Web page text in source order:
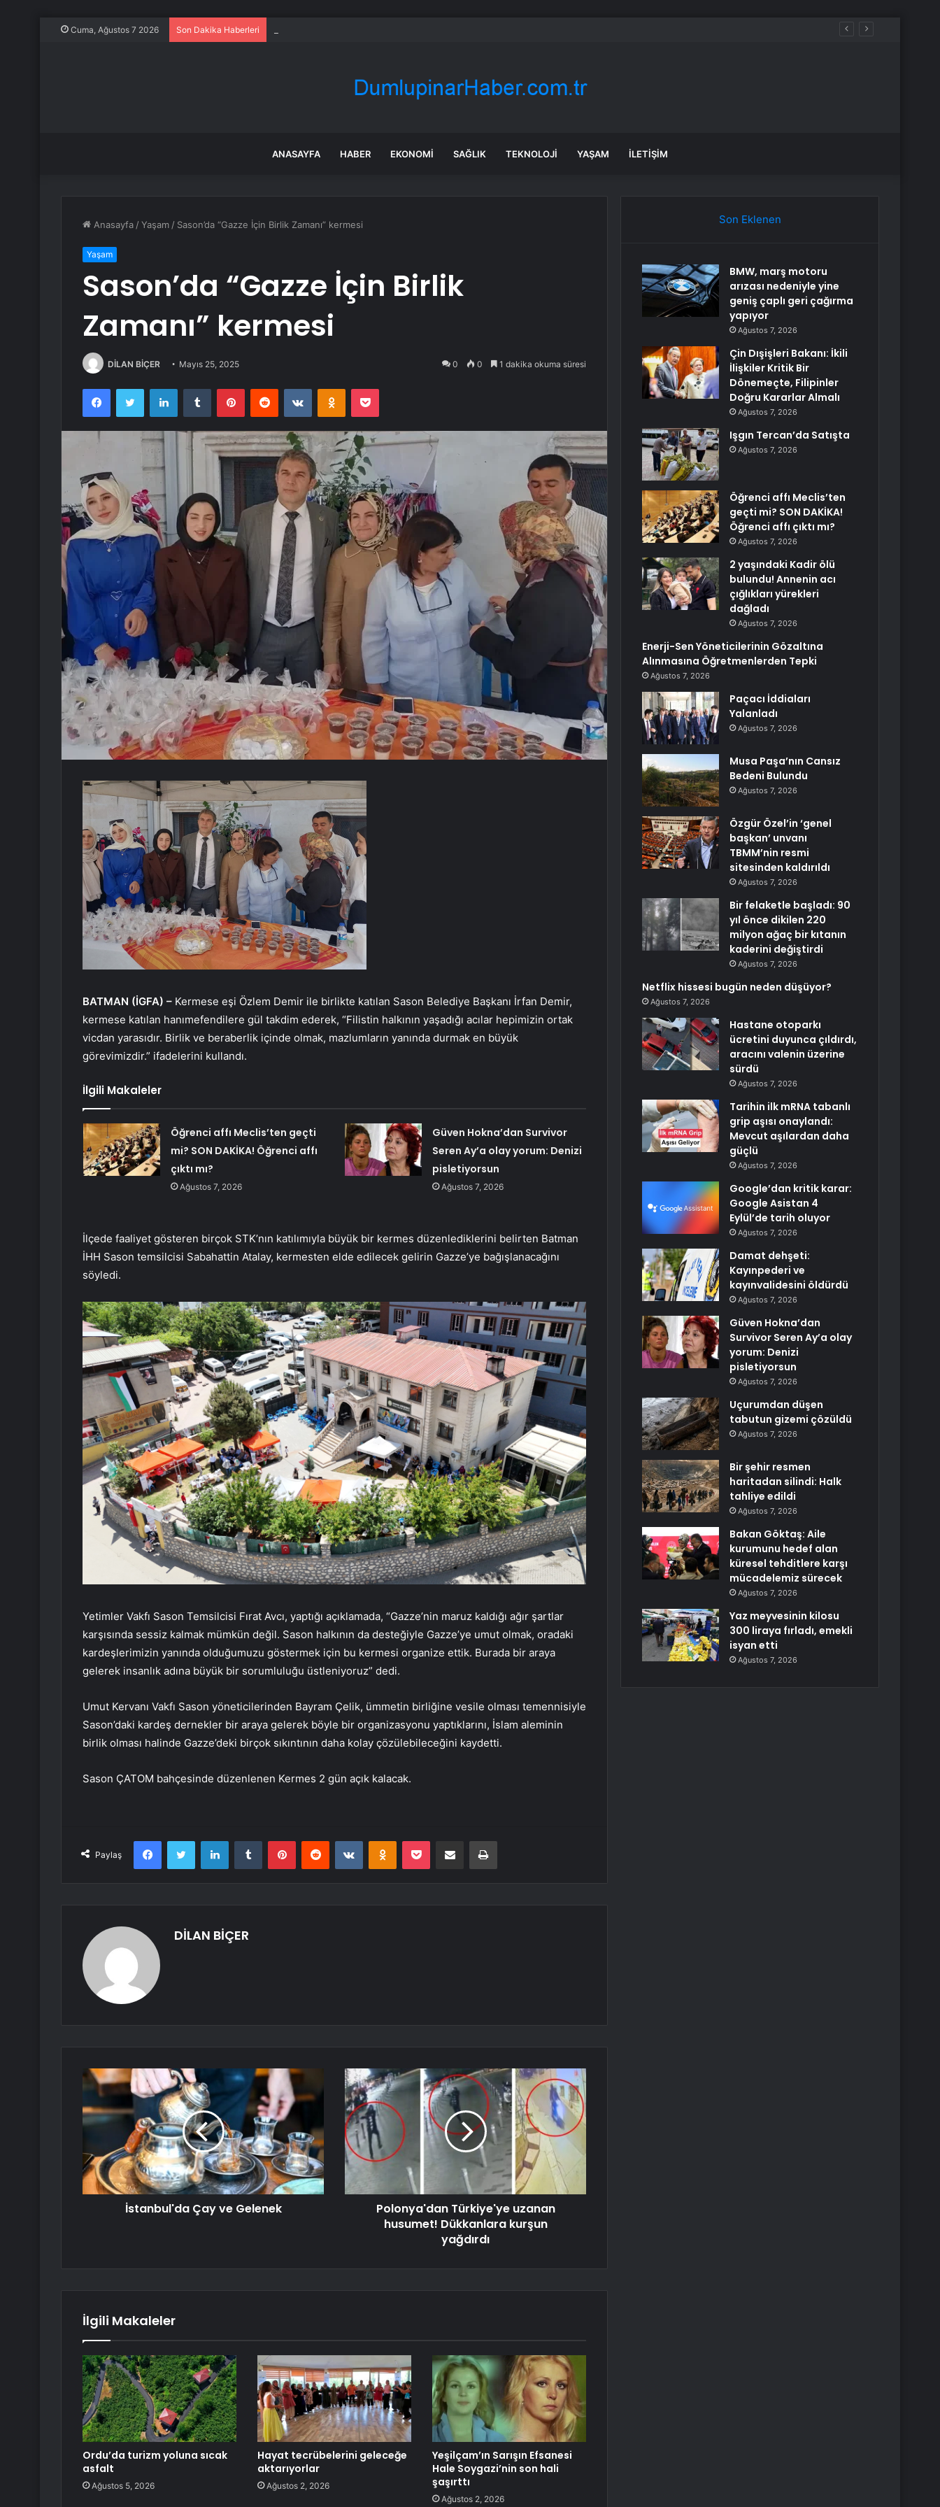
Cuma, Ağustos 7 2026 Son Dakika Haberleri
ANASAYFA HABER EKONOMI SAĞLIK TEKNOLOJI YAŞAM İLETIŞIM
Anasayfa /Yaşam / Sason’da “Gazze İçin Birlik Zamanı” kermesi
Yaşam
Sason’da “Gazze İçin Birlik
Zamanı” kermesi
DİLAN BİÇER Mayıs 25, 2025 0 0 1 dakika okuma süresi
FacebookTwitter LinkedInTumblr PinterestReddit VKontakteOdnoklassniki
Pocket
BATMAN (İGFA) – Kermese eşi Özlem Demir ile birlikte katılan Sason Belediye Başkanı İrfan Demir,
kermese katılan hanımefendilere gül takdim ederek, “Filistin halkının yaşadığı acılar hepimizin ortak
vicdan yarasıdır. Birlik ve beraberlik içinde olmak, mazlumların yanında durmak en büyük
görevimizdir.” ifadelerini kullandı.
İlgili Makaleler
Öğrenci affı Meclis’ten geçti
mi? SON DAKİKA! Öğrenci affı
çıktı mı?
Ağustos 7, 2026
Güven Hokna’dan Survivor
Seren Ay’a olay yorum: Denizi
pisletiyorsun
Ağustos 7, 2026
İlçede faaliyet gösteren birçok STK’nın katılımıyla büyük bir kermes düzenlediklerini belirten Batman
İHH Sason temsilcisi Sabahattin Atalay, kermesten elde edilecek gelirin Gazze’ye bağışlanacağını
söyledi.
Yetimler Vakfı Sason Temsilcisi Fırat Avcı, yaptığı açıklamada, “Gazze’nin maruz kaldığı ağır şartlar
karşısında sessiz kalmak mümkün değil. Sason halkının da desteğiyle Gazze’ye umut olmak, oradaki
kardeşlerimizin yanında olduğumuzu göstermek için bu kermesi organize ettik. Burada bir araya
gelerek insanlık adına büyük bir sorumluluğu üstleniyoruz” dedi.
Umut Kervanı Vakfı Sason yöneticilerinden Bayram Çelik, ümmetin birliğine vesile olması temennisiyle
Sason’daki kardeş dernekler bir araya gelerek böyle bir organizasyonu yaptıklarını, İslam aleminin
birlik olması halinde Gazze’deki birçok sıkıntının daha kolay çözülebileceğini kaydetti.
Sason ÇATOM bahçesinde düzenlenen Kermes 2 gün açık kalacak.
Paylaş
FacebookTwitter LinkedInTumblr PinterestReddit VKontakteOdnoklassniki
Pocket E-Posta ile paylaş Yazdır
DİLAN BİÇER
İstanbul'da Çay ve Gelenek
Polonya'dan Türkiye'ye uzanan
husumet! Dükkanlara kurşun
yağdırdı
İlgili Makaleler
Ordu’da turizm yoluna sıcak
asfalt
Ağustos 5, 2026
Hayat tecrübelerini geleceğe
aktarıyorlar
Ağustos 2, 2026
Yeşilçam’ın Sarışın Efsanesi
Hale Soygazi’nin son hali
şaşırttı
Ağustos 2, 2026
Son Eklenen
BMW, marş motoru
arızası nedeniyle yine
geniş çaplı geri çağırma
yapıyor
Ağustos 7, 2026
Çin Dışişleri Bakanı: İkili
İlişkiler Kritik Bir
Dönemeçte, Filipinler
Doğru Kararlar Almalı
Ağustos 7, 2026
Işgın Tercan’da Satışta
Ağustos 7, 2026
Öğrenci affı Meclis’ten
geçti mi? SON DAKİKA!
Öğrenci affı çıktı mı?
Ağustos 7, 2026
2 yaşındaki Kadir ölü
bulundu! Annenin acı
çığlıkları yürekleri
dağladı
Ağustos 7, 2026
Enerji-Sen Yöneticilerinin Gözaltına
Alınmasına Öğretmenlerden Tepki
Ağustos 7, 2026
Paçacı İddiaları
Yalanladı
Ağustos 7, 2026
Musa Paşa’nın Cansız
Bedeni Bulundu
Ağustos 7, 2026
Özgür Özel’in ‘genel
başkan’ unvanı
TBMM’nin resmi
sitesinden kaldırıldı
Ağustos 7, 2026
Bir felaketle başladı: 90
yıl önce dikilen 220
milyon ağaç bir kıtanın
kaderini değiştirdi
Ağustos 7, 2026
Netflix hissesi bugün neden düşüyor?
Ağustos 7, 2026
Hastane otoparkı
ücretini duyunca çıldırdı,
aracını valenin üzerine
sürdü
Ağustos 7, 2026
Tarihin ilk mRNA tabanlı
grip aşısı onaylandı:
Mevcut aşılardan daha
güçlü
Ağustos 7, 2026
Google’dan kritik karar:
Google Asistan 4
Eylül’de tarih oluyor
Ağustos 7, 2026
Damat dehşeti:
Kayınpederi ve
kayınvalidesini öldürdü
Ağustos 7, 2026
Güven Hokna’dan
Survivor Seren Ay’a olay
yorum: Denizi
pisletiyorsun
Ağustos 7, 2026
Uçurumdan düşen
tabutun gizemi çözüldü
Ağustos 7, 2026
Bir şehir resmen
haritadan silindi: Halk
tahliye edildi
Ağustos 7, 2026
Bakan Göktaş: Aile
kurumunu hedef alan
küresel tehditlere karşı
mücadelemiz sürecek
Ağustos 7, 2026
Yaz meyvesinin kilosu
300 liraya fırladı, emekli
isyan etti
Ağustos 7, 2026